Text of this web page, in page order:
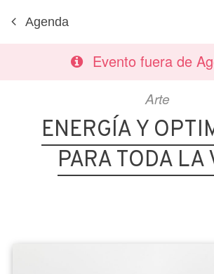
Agenda
Evento fuera de
Arte
ENERGÍA Y
PARA TODA LA